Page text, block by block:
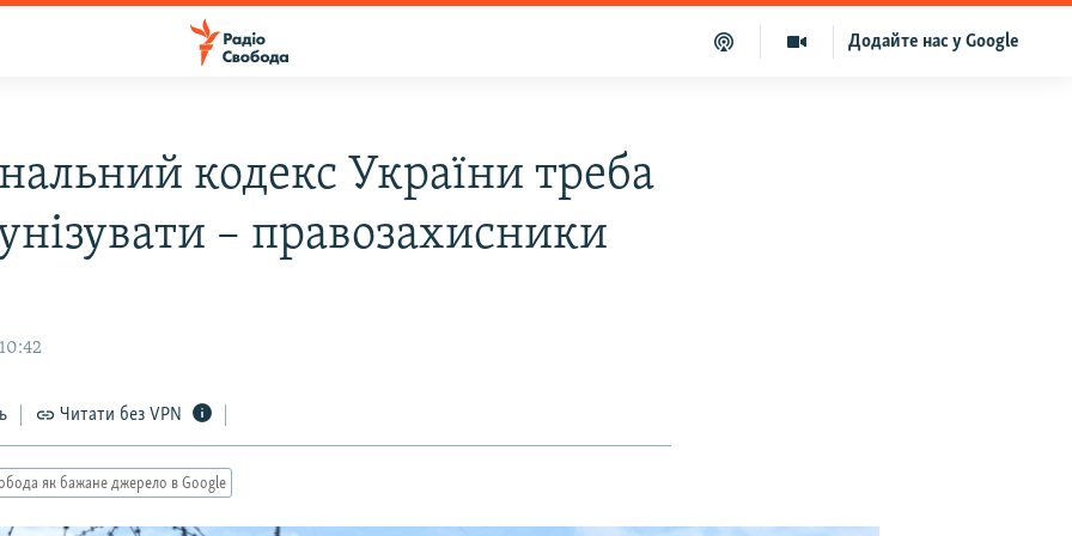
Додайте нас у Google
кодекс України треба
– правозахисники
Читати без VPN
як бажане джерело в Google